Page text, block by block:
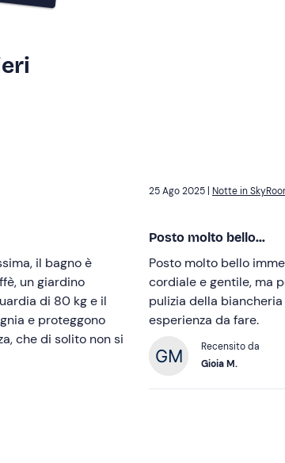
il bagno è
un giardino
di 80 kg e il
e proteggono
che di solito non si
Notte in
Posto molto bello...
Posto molto bello
cordiale e gentile, ma
pulizia della
esperienza da fare.
Recensito da
Gioia M.